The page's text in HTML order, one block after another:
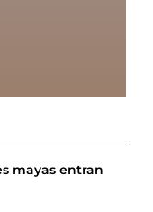
mayas entran